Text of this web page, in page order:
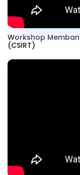
Workshop
(CSIRT)